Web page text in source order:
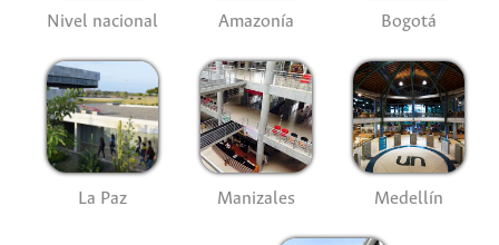
Nivel nacional Amazonía Bogotá
La Paz Manizales Medellín